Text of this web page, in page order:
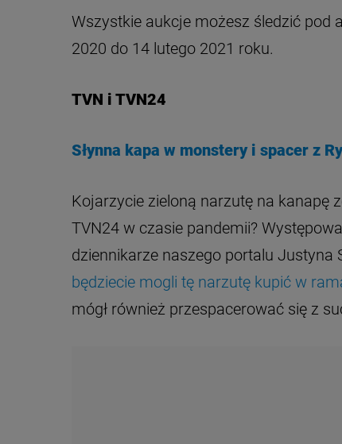
Wszystkie aukcje możesz śledzić pod
2020 do 14 lutego 2021 roku.
TVN i TVN24
Słynna kapa w monstery i spacer z
Kojarzycie zieloną narzutę na kanapę
TVN24 w czasie pandemii?
dziennikarze naszego portalu Justyna
będziecie mogli tę narzutę kupić w
mógł również przespacerować się z